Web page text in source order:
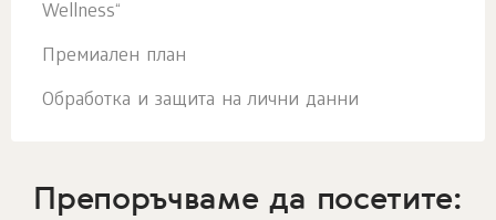
Wellness“
Премиален план
Обработка и защита на лични данни
Препоръчваме да посетите: